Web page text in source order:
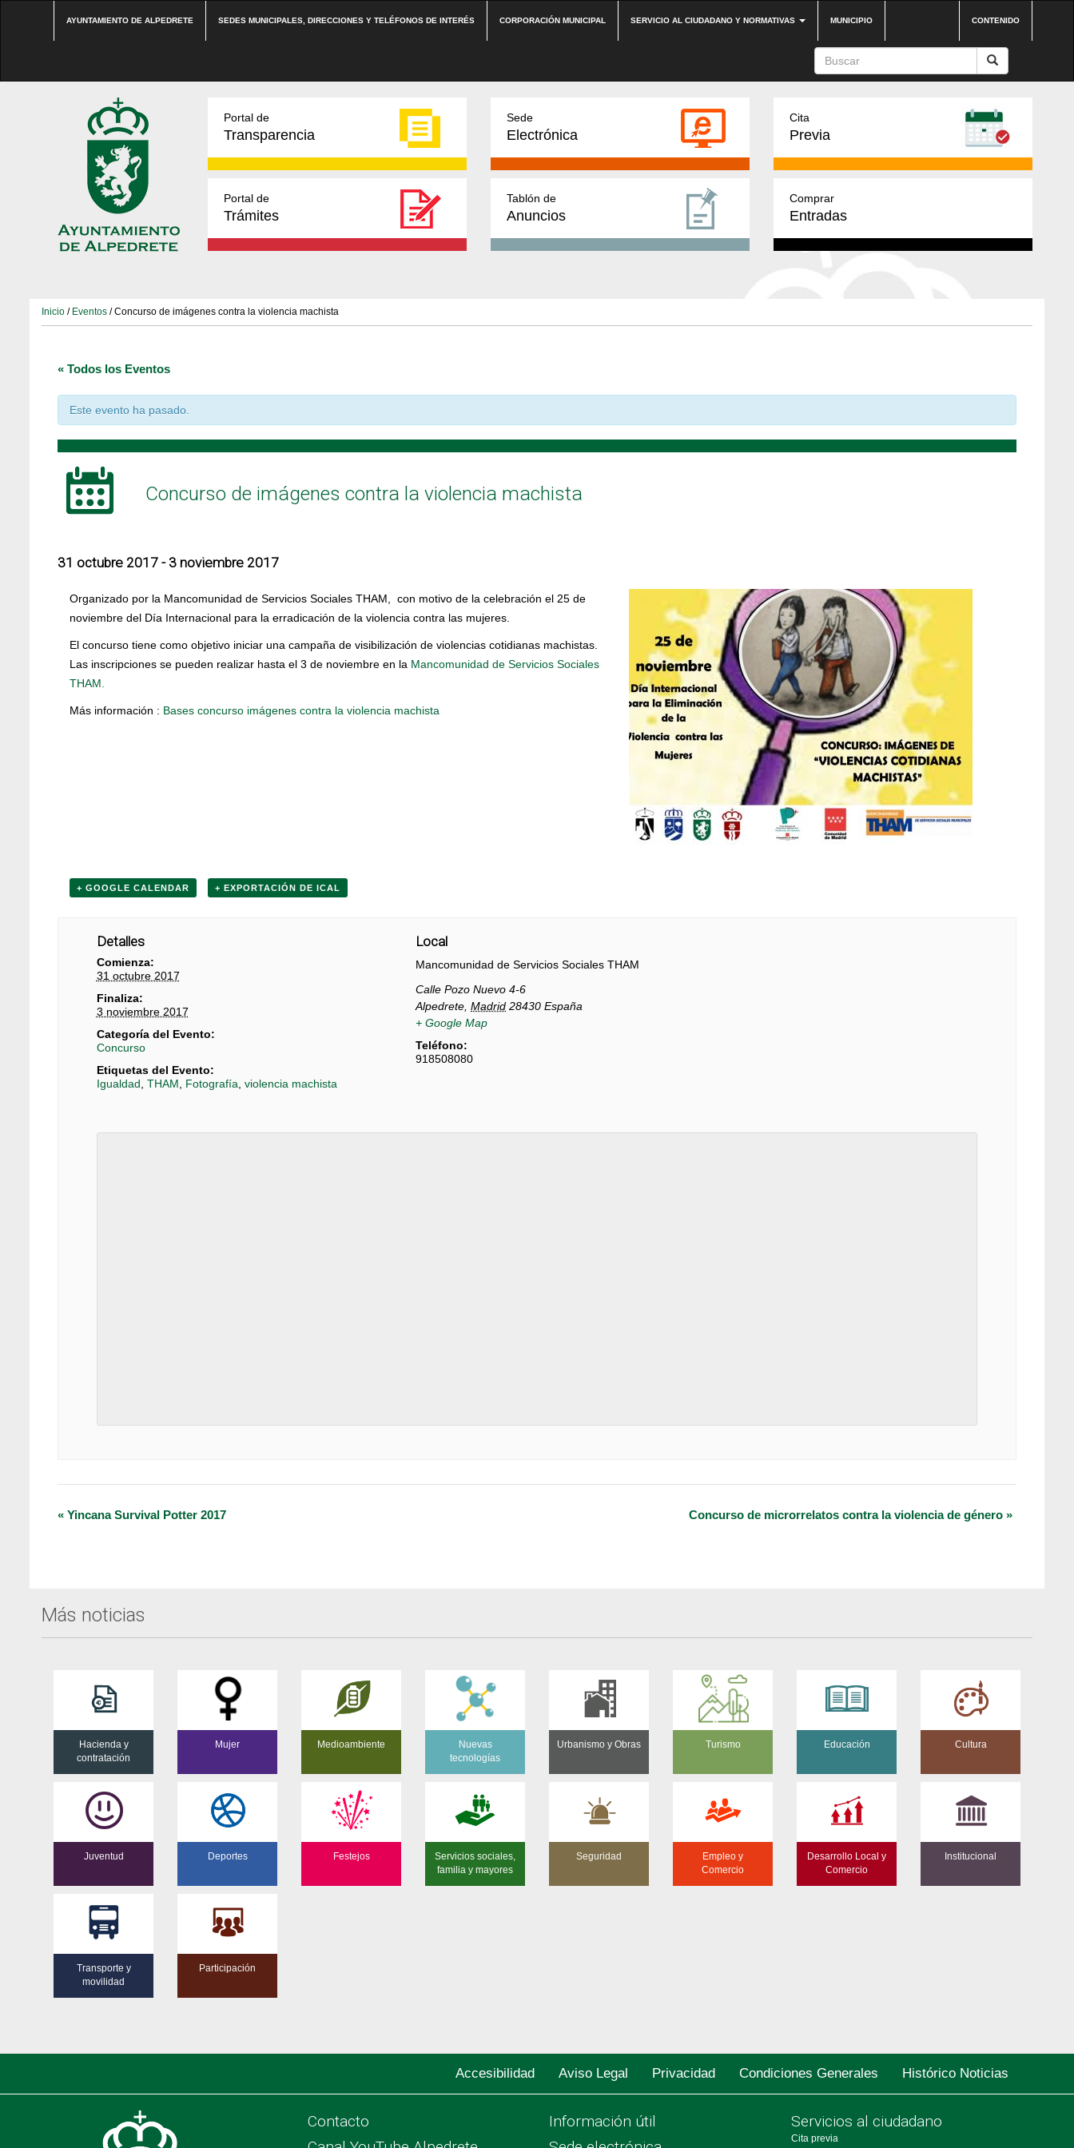
AYUNTAMIENTO DE ALPEDRETE SEDES MUNICIPALES, DIRECCIONES Y TELÉFONOS DE INTERÉS CORPORACIÓN MUNICIPAL SERVICIO AL CIUDADANO Y NORMATIVAS MUNICIPIO CONTENIDO
Portal de
Transparencia
Sede
Electrónica
Cita
Previa
Portal de
Trámites
Tablón de
Anuncios
Comprar
Entradas
Inicio / Eventos / Concurso de imágenes contra la violencia machista
« Todos los Eventos
Este evento ha pasado.
Concurso de imágenes contra la violencia machista
31 octubre 2017 - 3 noviembre 2017
Organizado por la Mancomunidad de Servicios Sociales THAM, con motivo de la celebración el 25 de
noviembre del Día Internacional para la erradicación de la violencia contra las mujeres.
El concurso tiene como objetivo iniciar una campaña de visibilización de violencias cotidianas machistas.
Las inscripciones se pueden realizar hasta el 3 de noviembre en la Mancomunidad de Servicios Sociales
THAM.
Más información : Bases concurso imágenes contra la violencia machista
+ GOOGLE CALENDAR + EXPORTACIÓN DE ICAL
Detalles
Comienza:
31 octubre 2017
Finaliza:
3 noviembre 2017
Categoría del Evento:
Concurso
Etiquetas del Evento:
Igualdad THAM Fotografía violencia machista
Local
Mancomunidad de Servicios Sociales THAM
Calle Pozo Nuevo 4-6
Alpedrete Madrid 28430 España
+ Google Map
Teléfono:
918508080
Navegación
« Yincana Survival Potter 2017 Concurso de microrrelatos contra la violencia de género »
Más noticias
Hacienda y
contratación
Mujer Medioambiente
Nuevas
tecnologías
Urbanismo y Obras Turismo Educación Cultura
Juventud Deportes Festejos
Servicios sociales,
familia y mayores
Seguridad
Empleo y
Comercio
Desarrollo Local y
Comercio
Institucional
Transporte y
movilidad
Participación
Accesibilidad Aviso Legal Privacidad Condiciones Generales Histórico Noticias
Contacto
Información útil
Servicios al ciudadano
Cita previa